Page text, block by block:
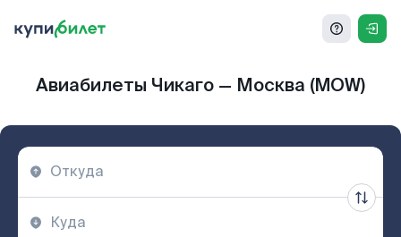
Авиабилеты Чикаго — Москва (MOW)